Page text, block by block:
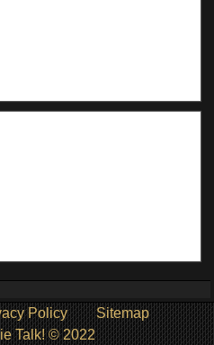
Policy
Sitemap
Talk! © 2022